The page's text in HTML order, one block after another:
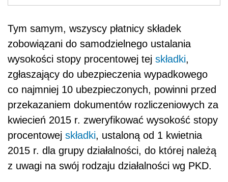
Tym samym, wszyscy płatnicy składek
zobowiązani do samodzielnego ustalania
wysokości stopy procentowej tej składki,
zgłaszający do ubezpieczenia wypadkowego
co najmniej 10 ubezpieczonych, powinni przed
przekazaniem dokumentów rozliczeniowych za
kwiecień 2015 r. zweryfikować wysokość stopy
procentowej składki, ustaloną od 1 kwietnia
2015 r. dla grupy działalności, do której należą
z uwagi na swój rodzaju działalności wg PKD.